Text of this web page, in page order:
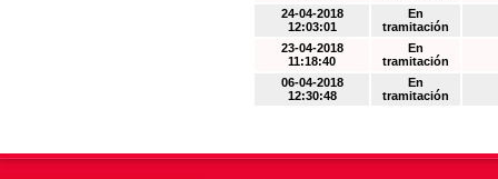
24-04-2018
12:03:01
En
tramitación
23-04-2018
11:18:40
En
tramitación
06-04-2018
12:30:48
En
tramitación